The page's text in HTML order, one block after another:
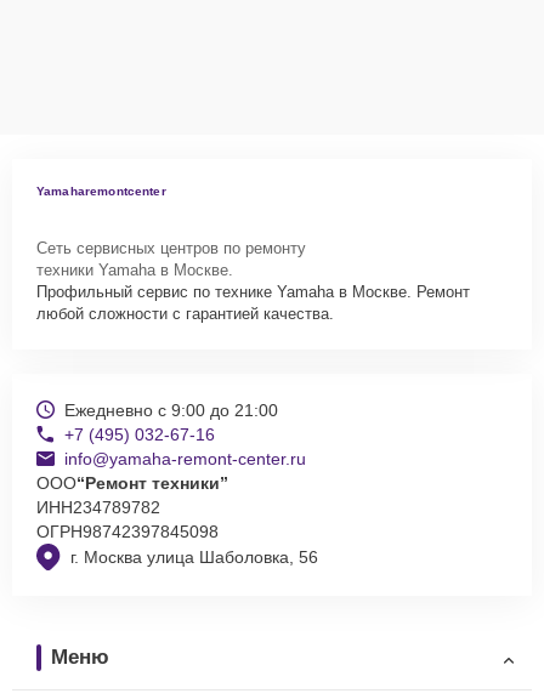
Yamaharemontcenter
Сеть сервисных центров по ремонту
техники Yamaha в Москве.
Профильный сервис по технике Yamaha в Москве. Ремонт
любой сложности с гарантией качества.
г. Москва улица Шаболовка, 56
Ежедневно с 9:00 до 21:00
+7 (495) 032-67-16
info@yamaha-remont-center.ru
ООО“Ремонт техники”
ИНН234789782
ОГРН98742397845098
Меню